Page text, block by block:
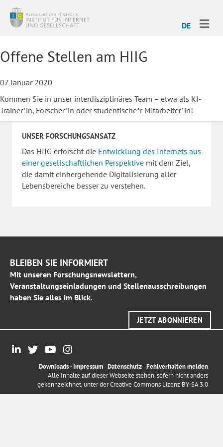
DE
Offene Stellen am HIIG
07 Januar 2020
Kommen Sie in unser interdisziplinäres Team – etwa als KI-
Trainer*in, Forscher*in oder studentische*r Mitarbeiter*in!
UNSER FORSCHUNGSANSATZ
Das HIIG erforscht die Entwicklung des Internets aus
einer gesellschaftlichen Perspektive mit dem Ziel,
die damit einhergehende Digitalisierung aller
Lebensbereiche besser zu verstehen.
BLEIBEN SIE INFORMIERT
Mit unseren Forschungsnewslettern,
Veranstaltungseinladungen und Stellenausschreibungen
haben Sie alles im Blick.
JETZT ABONNIEREN
Downloads· Impressum ·Datenschutz ·Fehlverhalten melden
Alle Inhalte auf dieser Webseite stehen, sofern nicht anders
gekennzeichnet, unter derCreative Commons Lizenz BY-SA 3.0